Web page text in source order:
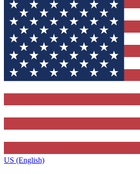
US (English)